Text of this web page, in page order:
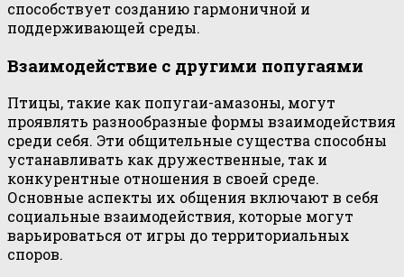
способствует созданию гармоничной и
поддерживающей среды.
Взаимодействие с другими попугаями
Птицы, такие как попугаи-амазоны, могут
проявлять разнообразные формы взаимодействия
среди себя. Эти общительные существа способны
устанавливать как дружественные, так и
конкурентные отношения в своей среде.
Основные аспекты их общения включают в себя
социальные взаимодействия, которые могут
варьироваться от игры до территориальных
споров.